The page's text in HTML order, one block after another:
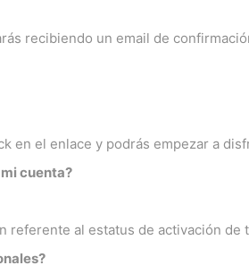
recibiendo un email de
en el enlace y podrás empezar a
cuenta?
referente al estatus de activación de